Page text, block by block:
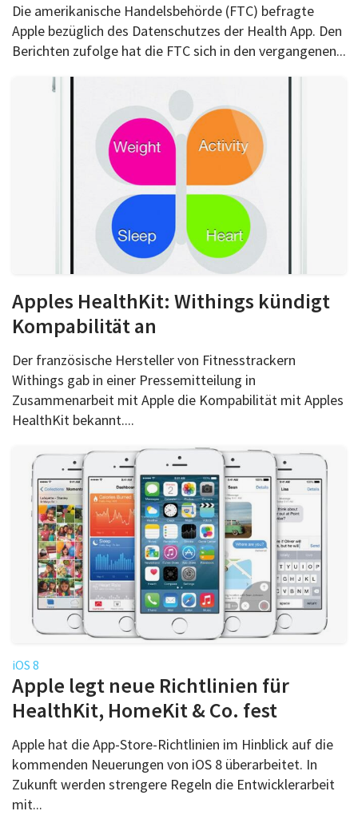
Die amerikanische Handelsbehörde (FTC) befragte
Apple bezüglich des Datenschutzes der Health App. Den
Berichten zufolge hat die FTC sich in den vergangenen...
Apples HealthKit: Withings kündigt
Kompabilität an
Der französische Hersteller von Fitnesstrackern
Withings gab in einer Pressemitteilung in
Zusammenarbeit mit Apple die Kompabilität mit Apples
HealthKit bekannt....
iOS 8
Apple legt neue Richtlinien für
HealthKit, HomeKit & Co. fest
Apple hat die App-Store-Richtlinien im Hinblick auf die
kommenden Neuerungen von iOS 8 überarbeitet. In
Zukunft werden strengere Regeln die Entwicklerarbeit
mit...